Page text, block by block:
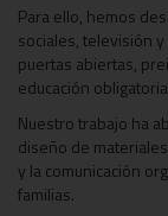
Para ello, hemos
sociales, televisión
puertas abiertas,
educación obligatoria
Nuestro trabajo ha
diseño de
y la comunicación
familias.